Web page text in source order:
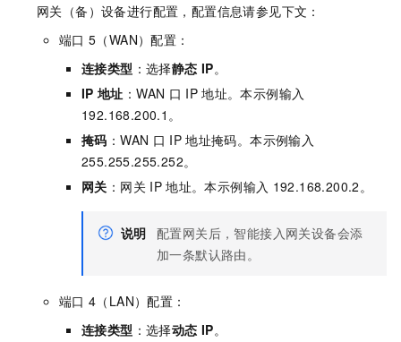
网关（备）设备进行配置，配置信息请参见下文：
端口 5（WAN）配置：
连接类型 ：选择静态 IP。
IP 地址 ：WAN 口 IP 地址。本示例输入
192.168.200.1。
掩码 ：WAN 口 IP 地址掩码。本示例输入
255.255.255.252。
网关 ：网关 IP 地址。本示例输入 192.168.200.2。
说明 配置网关后，智能接入网关设备会添
加一条默认路由。
端口 4（LAN）配置：
连接类型 ：选择动态 IP。